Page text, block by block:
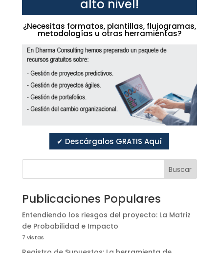
alto nivel!
¿Necesitas formatos, plantillas, flujogramas,
metodologías u otras herramientas?
✔ Descárgalos GRATIS Aquí
Buscar
Publicaciones Populares
Entendiendo los riesgos del proyecto: La Matriz
de Probabilidad e Impacto
7 vistas